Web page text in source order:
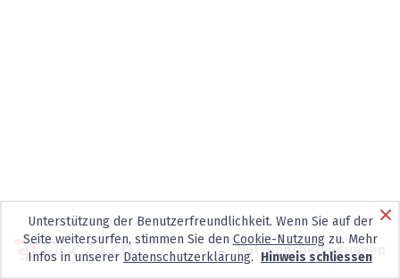
Nutzungsbedingungen
Unterstützung der Benutzerfreundlichkeit. Wenn Sie auf der
Seite weitersurfen, stimmen Sie den Cookie-Nutzungzu. Mehr
Infos in unserer Datenschutzerklärung. Hinweis schliessen